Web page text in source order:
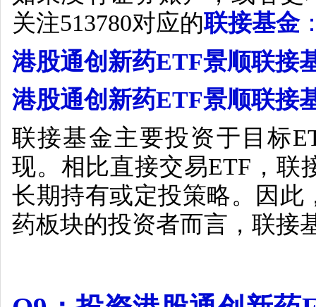
关注513780对应的联接基金
港股通创新药ETF景顺联接
港股通创新药ETF景顺联接
联接基金主要投资于目标
现。相比直接交易ETF ，联
长期持有或定投策略。因此
药板块的投资者而言，联接